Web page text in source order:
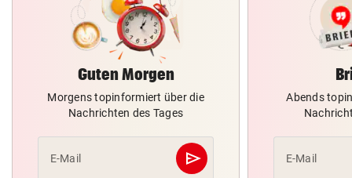
Guten Morgen
Morgens topinformiert über die
Nachrichten des Tages
E-Mail send
Abschicken
Abends
E-Mail